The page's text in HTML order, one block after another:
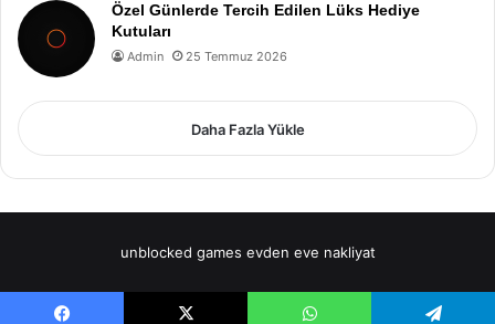
Özel Günlerde Tercih Edilen Lüks Hediye
Kutuları
Admin 25 Temmuz 2026
Daha Fazla Yükle
unblocked games evden eve nakliyat